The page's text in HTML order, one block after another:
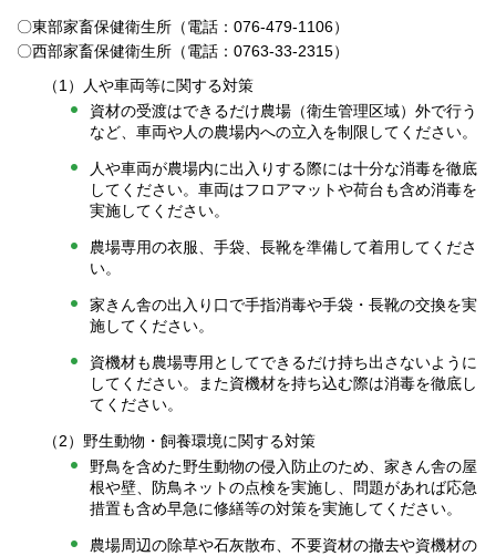
〇東部家畜保健衛生所（電話：076-479-1106）
〇西部家畜保健衛生所（電話：0763-33-2315）
（1）人や車両等に関する対策
資材の受渡はできるだけ農場（衛生管理区域）外で行う
など、車両や人の農場内への立入を制限してください。
人や車両が農場内に出入りする際には十分な消毒を徹底
してください。車両はフロアマットや荷台も含め消毒を
実施してください。
農場専用の衣服、手袋、長靴を準備して着用してくださ
い。
家きん舎の出入り口で手指消毒や手袋・長靴の交換を実
施してください。
資機材も農場専用としてできるだけ持ち出さないように
してください。また資機材を持ち込む際は消毒を徹底し
てください。
（2）野生動物・飼養環境に関する対策
野鳥を含めた野生動物の侵入防止のため、家きん舎の屋
根や壁、防鳥ネットの点検を実施し、問題があれば応急
措置も含め早急に修繕等の対策を実施してください。
農場周辺の除草や石灰散布、不要資材の撤去や資機材の